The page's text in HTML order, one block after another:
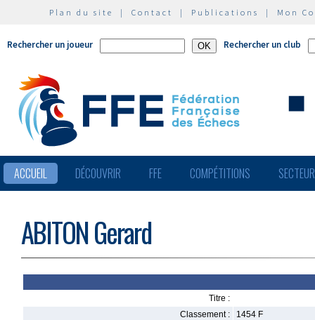
Plan du site | Contact | Publications | Mon
Rechercher un joueur Rechercher un club
ACCUEIL DÉCOUVRIR FFE COMPÉTITIONS
ABITON Gerard
Titre :
Classement :
1454 F